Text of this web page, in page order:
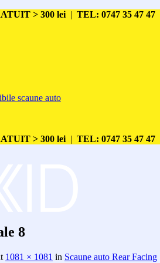
> 300 lei | TEL: 0747 35 47 47
scaune auto
> 300 lei | TEL: 0747 35 47 47
8
1081 × 1081 in Scaune auto Rear Facing